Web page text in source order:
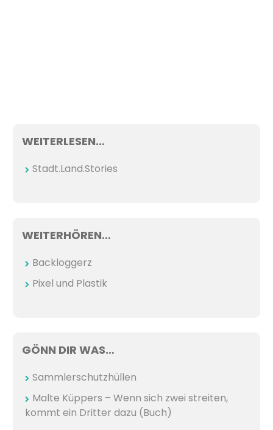
WEITERLESEN…
Stadt.Land.Stories
WEITERHÖREN…
Backloggerz
Pixel und Plastik
GÖNN DIR WAS…
Sammlerschutzhüllen
Malte Küppers – Wenn sich zwei streiten,
kommt ein Dritter dazu (Buch)